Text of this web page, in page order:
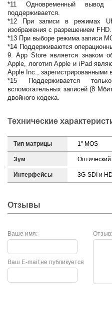
*11 Одновременный
поддерживается.
*12 При записи в режимах
изображения с разрешением FHD.
*13 При выборе режима записи
*14 Поддерживаются
9. App Store является знаком
Apple, логотип Apple и iPad
Apple Inc.,
*15 Поддерживается
вспомогательных записей (8
двойного кодека.
Технические
Тип матрицы 1" MOS
Зум
Интерфейсы 3G-SDI и
Отзывы
Ваше имя: Отзыв:
не публикуется
Ваш E-mail: